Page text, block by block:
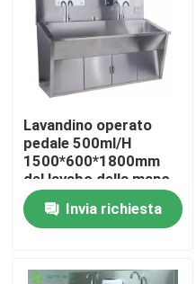
Contattici
Notizie
Casi
Sala operatoria modulare
Stanza pulita modulare
Lavandino operato
pedale 500ml/H
1500*600*1800mm
del lavabo della mano
SUS304
Invia richiesta